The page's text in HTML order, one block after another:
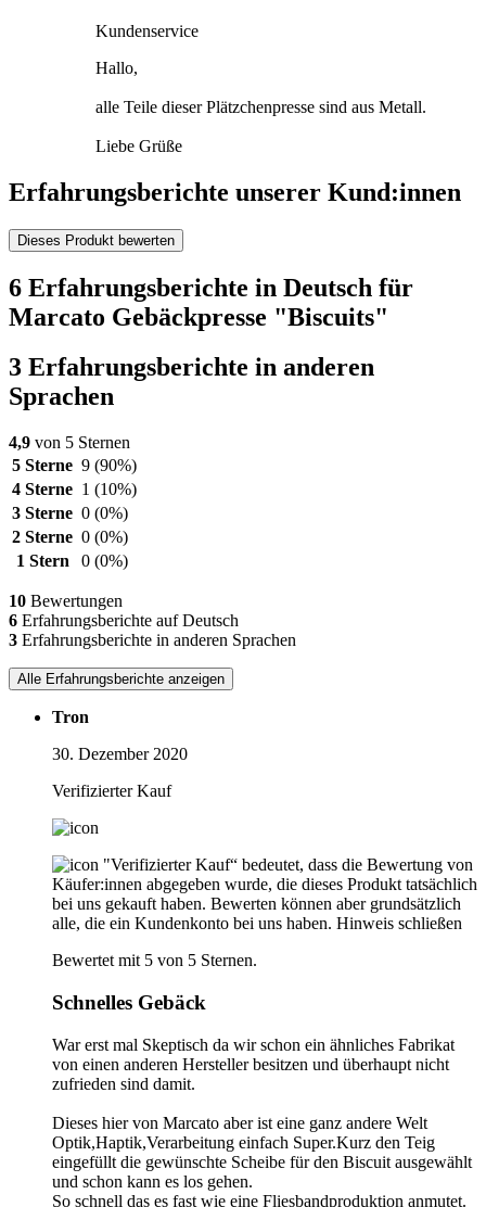
Kundenservice
Hallo,
alle Teile dieser Plätzchenpresse sind aus Metall.
Liebe Grüße
Erfahrungsberichte unserer Kund:innen
Dieses Produkt bewerten
6 Erfahrungsberichte in Deutsch für
Marcato Gebäckpresse "Biscuits"
3 Erfahrungsberichte in anderen
Sprachen
4,9 von 5 Sternen
5 Sterne 9 (90%)
4 Sterne 1 (10%)
3 Sterne 0 (0%)
2 Sterne 0 (0%)
1 Stern
0 (0%)
10 Bewertungen
6 Erfahrungsberichte auf Deutsch
3 Erfahrungsberichte in anderen Sprachen
Alle Erfahrungsberichte anzeigen
Tron
30. Dezember 2020
Verifizierter Kauf
"Verifizierter Kauf“ bedeutet, dass die Bewertung von
Käufer:innen abgegeben wurde, die dieses Produkt tatsächlich
bei uns gekauft haben. Bewerten können aber grundsätzlich
alle, die ein Kundenkonto bei uns haben. Hinweis schließen
Bewertet mit 5 von 5 Sternen.
Schnelles Gebäck
War erst mal Skeptisch da wir schon ein ähnliches Fabrikat
von einen anderen Hersteller besitzen und überhaupt nicht
zufrieden sind damit.
Dieses hier von Marcato aber ist eine ganz andere Welt
Optik,Haptik,Verarbeitung einfach Super.Kurz den Teig
eingefüllt die gewünschte Scheibe für den Biscuit ausgewählt
und schon kann es los gehen.
So schnell das es fast wie eine Fliesbandproduktion anmutet.